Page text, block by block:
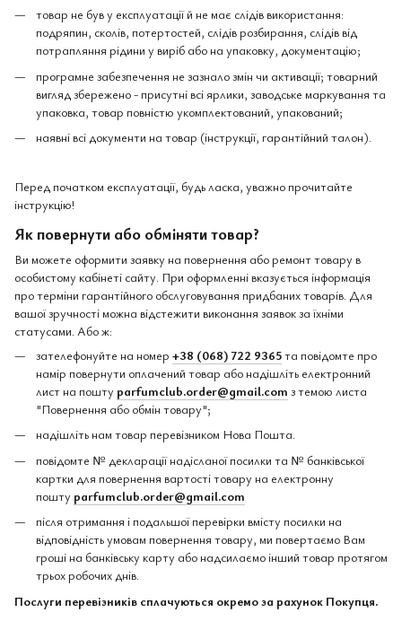
товар не був у експлуатації й не має слідів використання:
подряпин, сколів, потертостей, слідів розбирання, слідів від
потрапляння рідини у виріб або на упаковку, документацію;
програмне забезпечення не зазнало змін чи активації; товарний
вигляд збережено - присутні всі ярлики, заводське маркування та
упаковка, товар повністю укомплектований, упакований;
наявні всі документи на товар (інструкції, гарантійний талон).
Перед початком експлуатації, будь ласка, уважно прочитайте
інструкцію!
Як повернути або обміняти товар?
Ви можете оформити заявку на повернення або ремонт товару в
особистому кабінеті сайту. При оформленні вказується інформація
про терміни гарантійного обслуговування придбаних товарів. Для
вашої зручності можна відстежити виконання заявок за їхніми
статусами. Або ж:
зателефонуйте на номер +38 (068) 722 9365та повідомте про
намір повернути оплачений товар або надішліть електронний
лист на пошту parfumclub.order@gmail.com з темою листа
"Повернення або обмін товару";
надішліть нам товар перевізником Нова Пошта.
повідомте № декларації надісланої посилки та № банківської
картки для повернення вартості товару на електронну
пошту parfumclub.order@gmail.com
після отримання і подальшої перевірки вмісту посилки на
відповідність умовам повернення товару, ми повертаємо Вам
гроші на банківську карту або надсилаємо інший товар протягом
трьох робочих днів.
Послуги перевізників сплачуються окремо за рахунок Покупця.